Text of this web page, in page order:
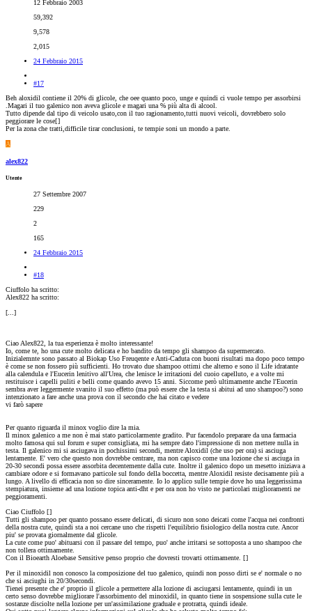
12 Febbraio 2003
59,392
9,578
2,015
24 Febbraio 2015
#17
Beh aloxidil contiene il 20% di glicole, che oee quanto poco, unge e quindi ci vuole tempo per assorbirsi
.Magari il tuo galenico non aveva glicole e magari una % più alta di alcool.
Tutto dipende dal tipo di veicolo usato,con il tuo ragionamento,tutti nuovi veicoli, dovrebbero solo
peggiorare le cose[]
Per la zona che tratti,difficile tirar conclusioni, te tempie soni un mondo a parte.
A
alex822
Utente
27 Settembre 2007
229
2
165
24 Febbraio 2015
#18
Ciuffolo ha scritto:
Alex822 ha scritto:
[...]
Ciao Alex822, la tua esperienza è molto interessante!
Io, come te, ho una cute molto delicata e ho bandito da tempo gli shampoo da supermercato.
Inizialemnte sono passato al Biokap Uso Freuqente e Anti-Caduta con buoni risultati ma dopo poco tempo
è come se non fossero più sufficienti. Ho trovato due shampoo ottimi che alterno e sono il Life idratante
alla calendula e l'Eucerin lenitivo all'Urea, che lenisce le irritazioni del cuoio capelluto, e a volte mi
restituisce i capelli puliti e belli come quando avevo 15 anni. Siccome però ultimamente anche l'Eucerin
sembra aver leggermente svanito il suo effetto (ma può essere che la testa si abitui ad uno shampoo?) sono
intenzionato a fare anche una prova con il secondo che hai citato e vedere
vi farò sapere
Per quanto riguarda il minox voglio dire la mia.
Il minox galenico a me non è mai stato particolarmente gradito. Pur facendolo preparare da una farmacia
molto famosa qui sul forum e super consigliata, mi ha sempre dato l'impressione di non mettere nulla in
testa. Il galenico mi si asciugava in pochissimi secondi, mentre Aloxidil (che uso per ora) si asciuga
lentamente. E' vero che questo non dovrebbe centrare, ma non capisco come una lozione che si asciuga in
20-30 secondi possa essere assorbita decentemente dalla cute. Inoltre il galenico dopo un mesetto iniziava a
cambiare odore e si formavano particole sul fondo della boccetta, mentre Aloxidil resiste decisamente più a
lungo. A livello di efficacia non so dire sinceramente. Io lo applico sulle tempie dove ho una leggerissima
stempiatura, insieme ad una lozione topica anti-dht e per ora non ho visto ne particolari miglioramenti ne
peggioramenti.
Ciao Ciuffolo []
Tutti gli shampoo per quanto possano essere delicati, di sicuro non sono deicati come l'acqua nei confronti
della nostra cute, quindi sta a noi cercane uno che rispetti l'equilibrio fisiologico della nostra cute. Ancor
piu' se provata giornalmente dal glicole.
La cute come puo' abituarsi con il passare del tempo, puo' anche irritarsi se sottoposta a uno shampoo che
non tollera ottimamente.
Con il Bioearth Aloebase Sensitive penso proprio che dovresti trovarti ottimamente. []
Per il minoxidil non conosco la composizione del tuo galenico, quindi non posso dirti se e' normale o no
che si asciughi in 20/30secondi.
Tienei presente che e' proprio il glicole a permettere alla lozione di asciugarsi lentamente, quindi in un
certo senso dovrebbe migliorare l'assorbimento del minoxidil, in quanto tiene in sospensione sulla cute le
sostanze disciolte nella lozione per un'assimilazione graduale e protratta, quindi ideale.